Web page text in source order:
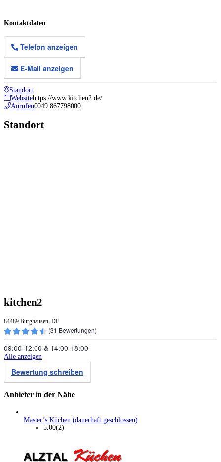
Kontaktdaten
Telefon anzeigen
E-Mail anzeigen
Standort
Websitehttps://www.kitchen2.de/
Anrufen0049 867798000
Standort
kitchen2
84489 Burghausen, DE
(31 Bewertungen)
09:00‑12:00 & 14:00‑18:00
Alle anzeigen
Bewertung schreiben
Anbieter in der Nähe
Master’s Küchen (dauerhaft geschlossen)
5.00(2)